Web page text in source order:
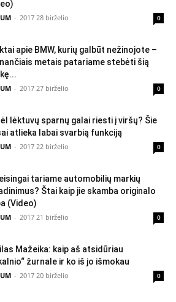
- 2017 28 birželio 0
apie BMW, kurių galbūt nežinojote –
metais patariame stebėti šią
- 2017 27 birželio 0
lėktuvų sparnų galai riesti į viršų? Šie
atlieka labai svarbią funkciją
- 2017 22 birželio 0
tariame automobilių markių
Štai kaip jie skamba originalo
(Video)
- 2017 21 birželio 0
Mažeika: kaip aš atsidūriau
žurnale ir ko iš jo išmokau
- 2017 20 birželio 0